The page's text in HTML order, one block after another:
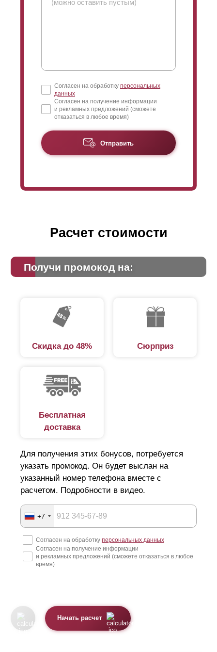
семейного и активного отдыха, садов и балконных
ограждений. Он также широко используется для
поскольку высота
высоким.
В связи с уменьшенной высотой планок, для
одинаковой высоты ограждения " Оптима"
потребуется большеламелей, чем для версии
"Стандарт". Это несколько увеличивает цену забора
жалюзи (из-за более высокого расхода стали). Для
более детального расчета и сравнения вы можете
воспользоваться калькулятором.
часть забора. Таким образом, вы можете видеть, что
Согласен на обработку персональных
данных
Согласен на получение информации
и рекламных предложений (сможете
отказаться в любое время)
Отправить
Расчет стоимости
Получи промокод на:
Скидка до 48% Сюрприз
Бесплатная
доставка
Для получения этих бонусов, потребуется
указать промокод. Он будет выслан на
указанный номер телефона вместе с
расчетом. Подробности в видео.
+7
Согласен на обработку персональных данных
Согласен на получение информации
и рекламных предложений (сможете отказаться в любое
время)
Начать расчет